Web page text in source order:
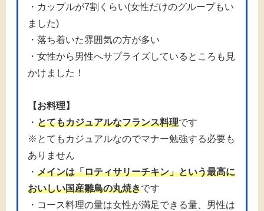
・カップルが7割くらい(女性だけのグループもい
ました)
・落ち着いた雰囲気の方が多い
・女性から男性へサプライズしているところも見
かけました！
【お料理】
・とてもカジュアルなフランス料理です
※とてもカジュアルなのでマナー勉強する必要も
ありません
・メインは「ロティサリーチキン」という最高に
おいしい国産雛鳥の丸焼きです
・コース料理の量は女性が満足できる量、男性は